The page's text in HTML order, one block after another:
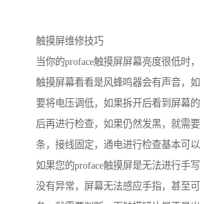
触摸屏维修技巧
当你的proface触摸屏屏幕亮度很低时
触摸屏幕看看是风蜂鸣器会有声音，
要将电压调低，如果拆开后看到屏幕
后再进行检查，如果仍然发黑，就需
条，接线固定，通电进行检查基本可以
如果您的proface触摸屏是无法进行手
没有异常，屏幕无法感应手指，甚至